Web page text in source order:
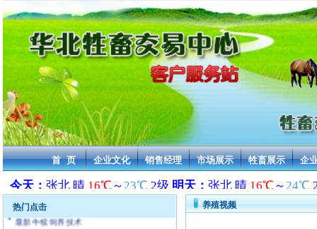
首 页 企业文化 销售经理 市场展示 牲畜展示 企
热门点击
2013年活牛交易价格 华北牲畜交易中心
2013年活驴交易价格 华北牲畜交易中心
2013年活马交易价格 华北牲畜交易中心
2013年骆驼交易价格 华北牲畜交易中心
2013年骡子交易价格 华北牲畜交易中心
2013年活羊交易价格 华北牲畜交易中心
[通告]:近年来无良中介和商贩严重抄袭本站
华北牲畜交易中心 乘车路线及车票价格
最新牛犊饲养技术
养殖视频